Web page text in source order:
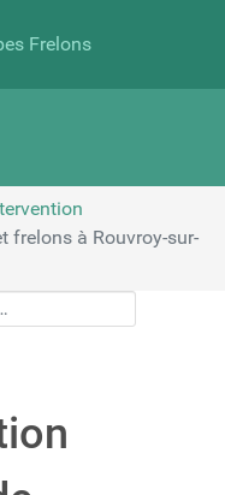
Frelons
frelons à Rouvroy-sur-